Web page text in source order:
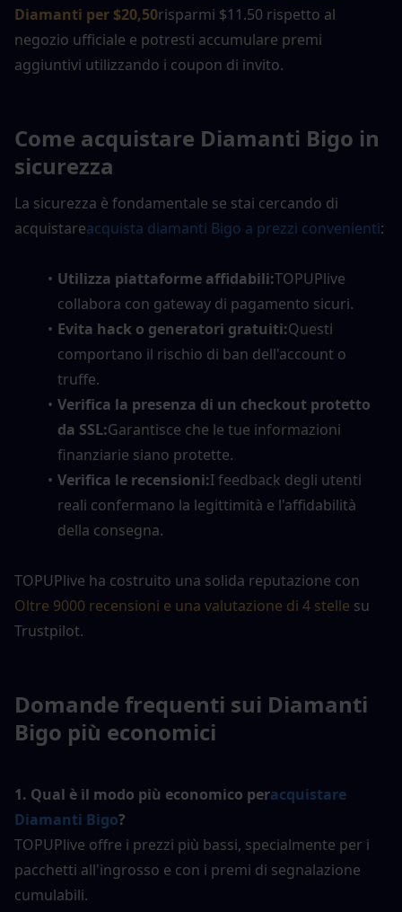
Diamanti per $20,50risparmi $11.50 rispetto al
negozio ufficiale e potresti accumulare premi
aggiuntivi utilizzando i coupon di invito.
Come acquistare Diamanti Bigo in
sicurezza
La sicurezza è fondamentale se stai cercando di
acquistareacquista diamanti Bigo a prezzi convenienti:
Utilizza piattaforme affidabili:TOPUPlive
collabora con gateway di pagamento sicuri.
Evita hack o generatori gratuiti:Questi
comportano il rischio di ban dell'account o
truffe.
Verifica la presenza di un checkout protetto
da SSL:Garantisce che le tue informazioni
finanziarie siano protette.
Verifica le recensioni:I feedback degli utenti
reali confermano la legittimità e l'affidabilità
della consegna.
Oltre 9000 recensioni e una valutazione di 4 stelle su
Trustpilot.
Domande frequenti sui Diamanti
Bigo più economici
1. Qual è il modo più economico peracquistare
Diamanti Bigo?
TOPUPlive offre i prezzi più bassi, specialmente per i
pacchetti all'ingrosso e con i premi di segnalazione
cumulabili.